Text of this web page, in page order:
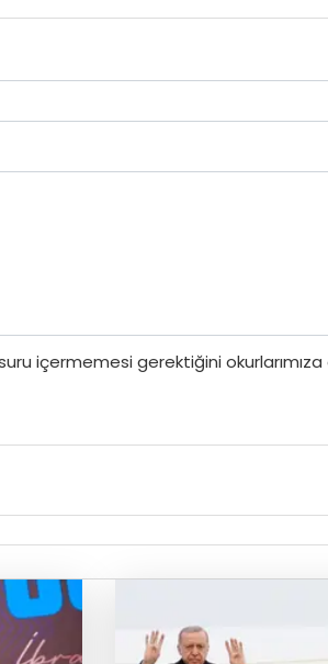
içermemesi gerektiğini okurlarımıza